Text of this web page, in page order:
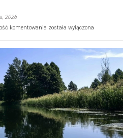
2026
komentowania Ekologiczne
wśród
nietoperzy
[wideo]
została wyłączona